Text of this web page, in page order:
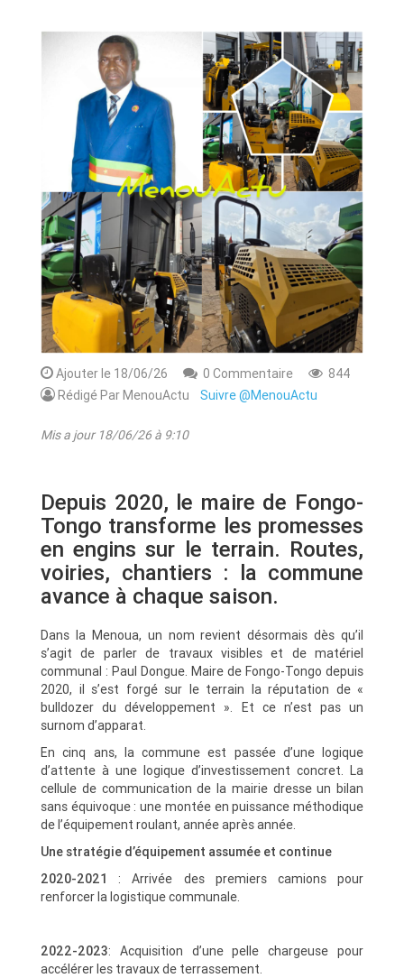
ASSAINISSEMENT
BREAKING-NEWS
CAMEROUN
PLUS
Ajouter le 18/06/26 0 Commentaire
844
Rédigé Par MenouActu Suivre @MenouActu
Mis a jour 18/06/26 à 9:10
Depuis 2020, le maire de Fongo-
Tongo transforme les promesses
en engins sur le terrain. Routes,
voiries, chantiers : la commune
avance à chaque saison.
Dans la Menoua, un nom revient désormais dès qu’il
s’agit de parler de travaux visibles et de matériel
communal : Paul Dongue. Maire de Fongo-Tongo depuis
2020, il s’est forgé sur le terrain la réputation de «
bulldozer du développement ». Et ce n’est pas un
surnom d’apparat.
En cinq ans, la commune est passée d’une logique
d’attente à une logique d’investissement concret. La
cellule de communication de la mairie dresse un bilan
sans équivoque : une montée en puissance méthodique
de l’équipement roulant, année après année.
Une stratégie d’équipement assumée et continue
2020-2021
: Arrivée des premiers camions pour
renforcer la logistique communale.
2022-2023: Acquisition d’une pelle chargeuse pour
accélérer les travaux de terrassement.